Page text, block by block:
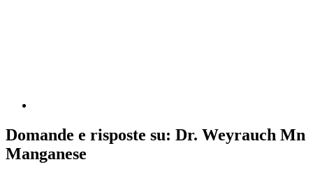
Domande e risposte su: Dr. Weyrauch Mn
Manganese